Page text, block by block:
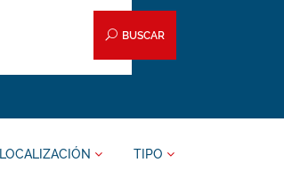
BUSCAR
LOCALIZACIÓN TIPO